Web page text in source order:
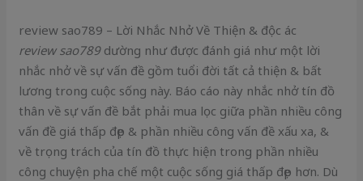
review sao789 – Lời Nhắc Nhở Về Thiện & độc ác
review sao789dường như được đánh giá như một lời
nhắc nhở về sự vấn đề gồm tuổi đời tất cả thiện & bất
lương trong cuộc sống này. Báo cáo này nhắc nhở tín đồ
thân về sự vấn đề bắt phải mua lọc giữa phần nhiều công
vấn đề giá thấp đẹp & phần nhiều công vấn đề xấu xa, &
về trọng trách của tín đồ thực hiện trong phần nhiều
công chuyện pha chế một cuộc sống giá thấp đẹp hơn. Dù